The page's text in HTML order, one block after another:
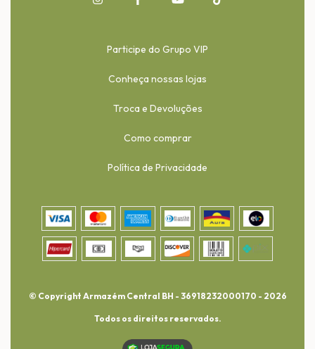
Participe do Grupo VIP
Conheça nossas lojas
Troca e Devoluções
Como comprar
Política de Privacidade
© Copyright Armazém Central BH - 36918232000170 - 2026
Todos os direitos reservados.